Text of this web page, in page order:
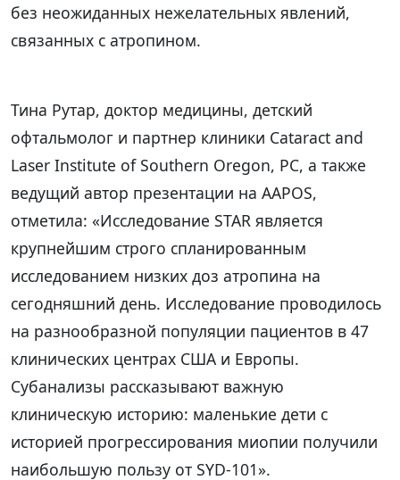
без неожиданных нежелательных явлений,
связанных с атропином.
Тина Рутар, доктор медицины, детский
офтальмолог и партнер клиники Cataract and
Laser Institute of Southern Oregon, PC, а также
ведущий автор презентации на AAPOS,
отметила: «Исследование STAR является
крупнейшим строго спланированным
исследованием низких доз атропина на
сегодняшний день. Исследование проводилось
на разнообразной популяции пациентов в 47
клинических центрах США и Европы.
Субанализы рассказывают важную
клиническую историю: маленькие дети с
историей прогрессирования миопии получили
наибольшую пользу от SYD-101».